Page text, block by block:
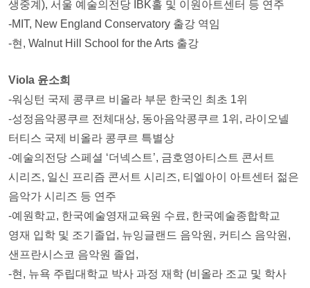
생중계), 서울 예술의전당 IBK홀 및 이원아트센터 등 연주
-MIT, New England Conservatory 출강 역임
-현, Walnut Hill School for the Arts 출강
Viola 윤소희
-워싱턴 국제 콩쿠르 비올라 부문 한국인 최초 1위
-성정음악콩쿠르 전체대상, 동아음악콩쿠르 1위, 라이오넬
터티스 국제 비올라 콩쿠르 특별상
-예술의전당 스페셜 ‘더넥스트’, 금호영아티스트 콘서트
시리즈, 일신 프리즘 콘서트 시리즈, 티엘아이 아트센터 젊은
음악가 시리즈 등 연주
-예원학교, 한국예술영재교육원 수료, 한국예술종합학교
영재 입학 및 조기졸업, 뉴잉글랜드 음악원, 커티스 음악원,
샌프란시스코 음악원 졸업,
-현, 뉴욕 주립대학교 박사 과정 재학 (비올라 조교 및 학사